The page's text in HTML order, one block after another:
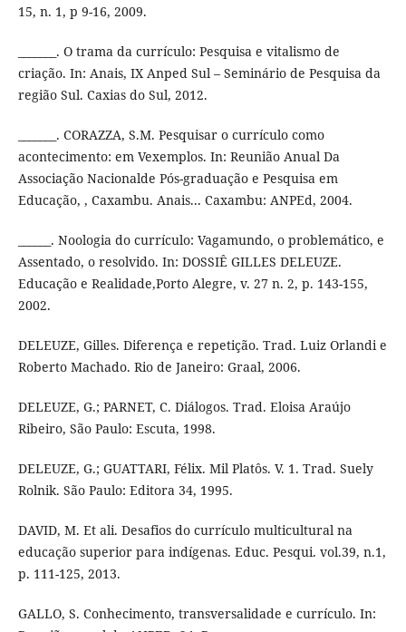
15, n. 1, p 9-16, 2009.
_______. O trama da currículo: Pesquisa e vitalismo de
criação. In: Anais, IX Anped Sul – Seminário de Pesquisa da
região Sul. Caxias do Sul, 2012.
_______. CORAZZA, S.M. Pesquisar o currículo como
acontecimento: em Vexemplos. In: Reunião Anual Da
Associação Nacionalde Pós-graduação e Pesquisa em
Educação, , Caxambu. Anais... Caxambu: ANPEd, 2004.
______. Noologia do currículo: Vagamundo, o problemático, e
Assentado, o resolvido. In: DOSSIÊ GILLES DELEUZE.
Educação e Realidade,Porto Alegre, v. 27 n. 2, p. 143-155,
2002.
DELEUZE, Gilles. Diferença e repetição. Trad. Luiz Orlandi e
Roberto Machado. Rio de Janeiro: Graal, 2006.
DELEUZE, G.; PARNET, C. Diálogos. Trad. Eloisa Araújo
Ribeiro, São Paulo: Escuta, 1998.
DELEUZE, G.; GUATTARI, Félix. Mil Platôs. V. 1. Trad. Suely
Rolnik. São Paulo: Editora 34, 1995.
DAVID, M. Et ali. Desafios do currículo multicultural na
educação superior para indígenas. Educ. Pesqui. vol.39, n.1,
p. 111-125, 2013.
GALLO, S. Conhecimento, transversalidade e currículo. In: